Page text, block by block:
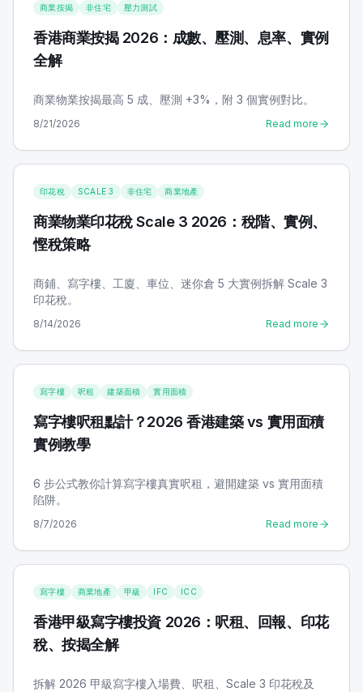
商業按揭 非住宅 壓力測試
香港商業按揭 2026：成數、壓測、息率、實例
全解
商業物業按揭最高 5 成、壓測 +3%，附 3 個實例對比。
8/21/2026 Read more
印花稅 SCALE 3 非住宅 商業地產
商業物業印花稅 Scale 3 2026：稅階、實例、
慳稅策略
商鋪、寫字樓、工廈、車位、迷你倉 5 大實例拆解 Scale 3
印花稅。
8/14/2026 Read more
寫字樓 呎租 建築面積 實用面積
寫字樓呎租點計？2026 香港建築 vs 實用面積
實例教學
6 步公式教你計算寫字樓真實呎租，避開建築 vs 實用面積
陷阱。
8/7/2026 Read more
寫字樓 商業地產 甲級 IFC ICC
香港甲級寫字樓投資 2026：呎租、回報、印花
稅、按揭全解
拆解 2026 甲級寫字樓入場費、呎租、Scale 3 印花稅及